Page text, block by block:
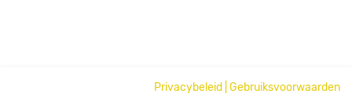
Privacybeleid
Gebruiksvoorwaarden